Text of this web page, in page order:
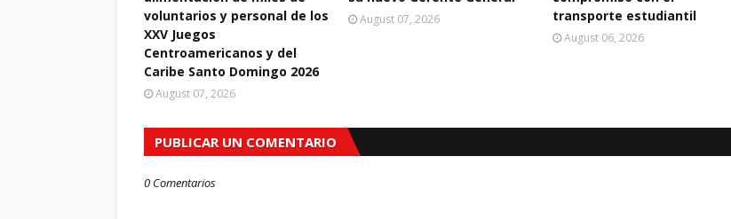
voluntarios y personal de los
XXV Juegos
Centroamericanos y del
Caribe Santo Domingo 2026
August 07, 2026
August 07, 2026
transporte estudiantil
August 06, 2026
PUBLICAR UN COMENTARIO
0 Comentarios